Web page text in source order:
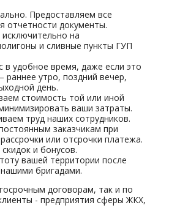
Предоставляем все
отчетности документы.
на
и сливные пункты ГУП
в удобное время, даже если это
утро, поздний вечер,
день.
стоимость той или иной
ваши затраты.
труд наших сотрудников.
заказчикам при
или отсрочки платежа.
и бонусов.
вашей территории после
бригадами.
договорам, так и по
- предприятия сферы ЖКХ,